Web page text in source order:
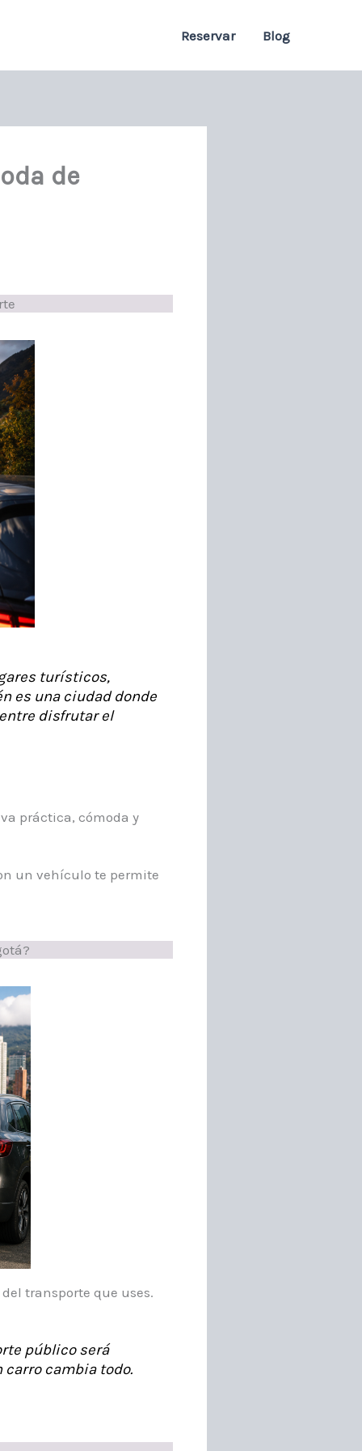
Reservar Blog
de
turísticos,
es una ciudad donde
disfrutar el
práctica, cómoda y
un vehículo te permite
transporte que uses.
público será
cambia todo.